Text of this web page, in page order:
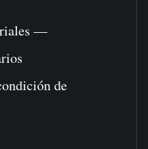
de